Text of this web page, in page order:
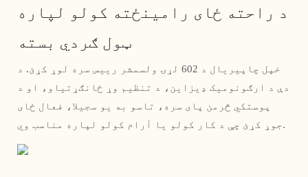
د راحته ځای رامینځته کولو لپاره
ټول ګردي بسته
خپل چاپیریال د 602 لړۍ ولسمشر رییس سره لوړ کړئ. د
دې د ارګونومیک ډیزاین، د تنظیم وړ ځانګړتیاو، او د
پوستکي څرمن پای سره، تاسو به یو سجیلا، فعال ځای
جوړ کړئ چې د کار کولو یا آرام کولو لپاره مناسب وي.